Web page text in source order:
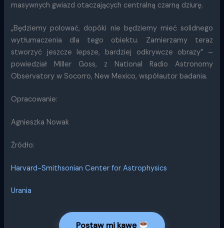
masywnych gwiazd otaczających centralną czarną dziurę.
„Będziemy polować, dopóki nie będziemy mieć solidnego
wytłumaczenia dla tego obiektu. Zamierzamy teraz
stworzyć jeszcze lepsze, bardziej odkrywcze obrazy” –
powiedział Miller Goss, z National Radio Astronomy
Observatory w Socorro, New Mexico, współautor badania.
Opracowanie:
Agnieszka Nowak
Źródło:
Harvard-Smithsonian Center for Astrophysics
Urania
Postaw mi kawę